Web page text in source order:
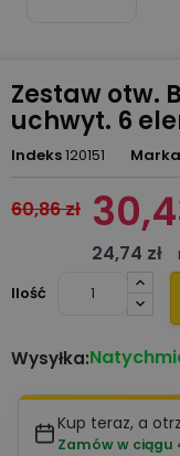
Zestaw otw.
uchwyt. 6
Indeks120151 Marka
60,86 zł
24,74 zł
Ilość
Wysyłka:
Kup teraz, a
Zamów w ciągu